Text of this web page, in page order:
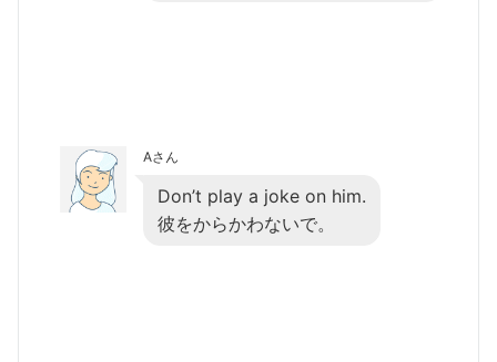
Aさん
Don’t play a joke on him.
彼をからかわないで。